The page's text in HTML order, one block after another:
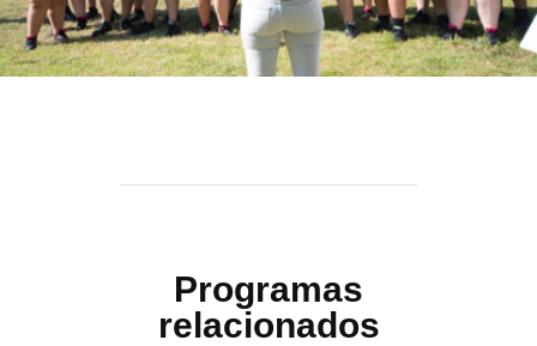
Programas
relacionados